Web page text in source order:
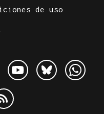
de uso